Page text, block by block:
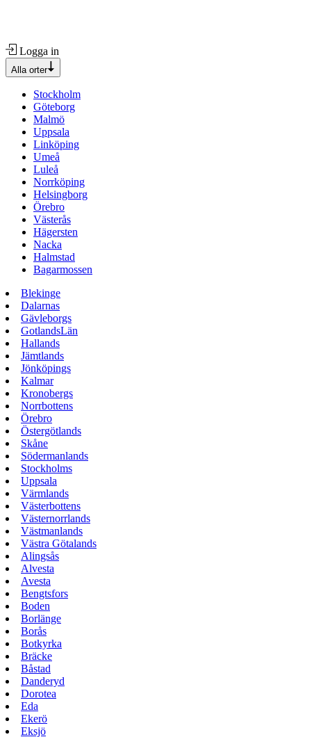
Logga in
Alla orter
Stockholm
Göteborg
Malmö
Uppsala
Linköping
Umeå
Luleå
Norrköping
Helsingborg
Örebro
Västerås
Hägersten
Nacka
Halmstad
Bagarmossen
Blekinge
Dalarnas
Gävleborgs
GotlandsLän
Hallands
Jämtlands
Jönköpings
Kalmar
Kronobergs
Norrbottens
Örebro
Östergötlands
Skåne
Södermanlands
Stockholms
Uppsala
Värmlands
Västerbottens
Västernorrlands
Västmanlands
Västra Götalands
Alingsås
Alvesta
Avesta
Bengtsfors
Boden
Borlänge
Borås
Botkyrka
Bräcke
Båstad
Danderyd
Dorotea
Eda
Ekerö
Eksjö